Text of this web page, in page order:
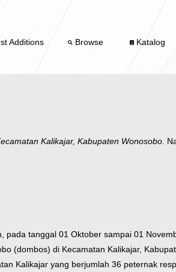
Additions Browse Katalog
Kalikajar, Kabupaten Wonosobo.
tanggal 01 Oktober sampai 01
(dombos) di Kecamatan Kalikajar,
Kalikajar yang berjumlah 36 peternak